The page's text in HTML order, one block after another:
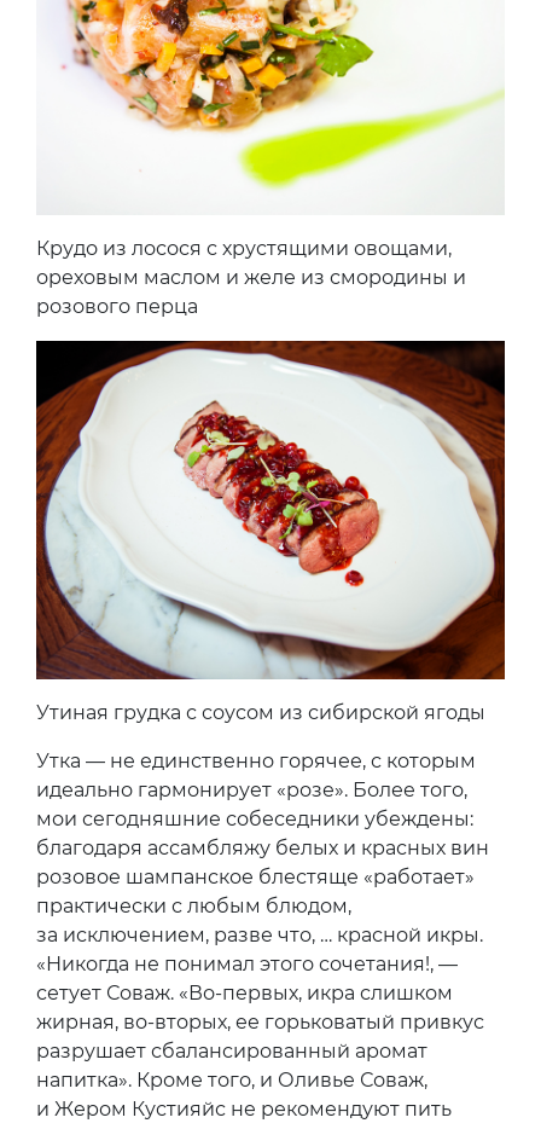
Крудо из лосося с хрустящими овощами,
ореховым маслом и желе из смородины и
розового перца
Утиная грудка с соусом из сибирской ягоды
Утка — не единственно горячее, с которым
идеально гармонирует «розе». Более того,
мои сегодняшние собеседники убеждены:
благодаря ассамбляжу белых и красных вин
розовое шампанское блестяще «работает»
практически с любым блюдом,
за исключением, разве что, … красной икры.
«Никогда не понимал этого сочетания!, —
сетует Соваж. «Во-первых, икра слишком
жирная, во-вторых, ее горьковатый привкус
разрушает сбалансированный аромат
напитка». Кроме того, и Оливье Соваж,
и Жером Кустияйс не рекомендуют пить